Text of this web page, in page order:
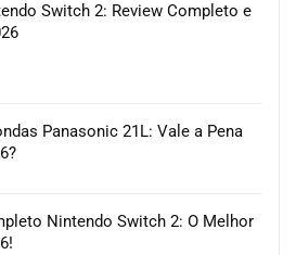
Switch 2: Review Completo e
Panasonic 21L: Vale a Pena
Nintendo Switch 2: O Melhor